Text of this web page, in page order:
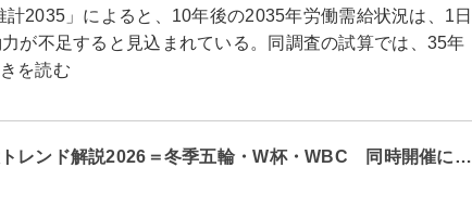
計2035」によると、10年後の2035年労働需給状況は、1日
が不足すると見込まれている。同調査の試算では、35年
を読む
レンド解説2026＝冬季五輪・W杯・WBC 同時開催に…